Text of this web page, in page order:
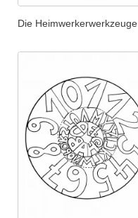
Die Heimwerkerwerkzeuge